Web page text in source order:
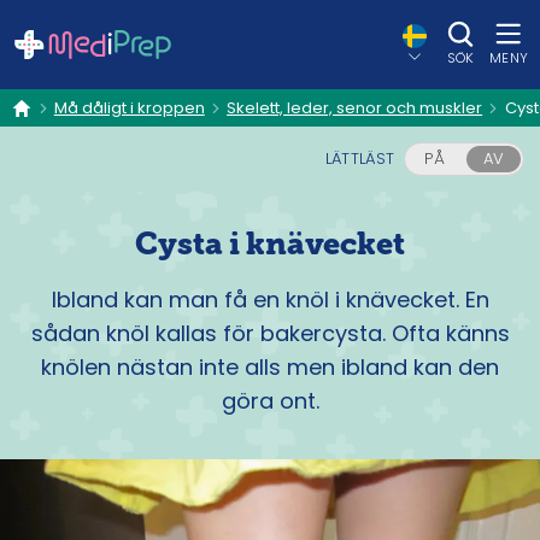
SÖK MENY
hem Må dåligt i kroppen Skelett, leder, senor och muskler
LÄTTLÄST PÅ AV
Cysta i knävecket
Ibland kan man få en knöl i knävecket. En
sådan knöl kallas för bakercysta. Ofta känns
knölen nästan inte alls men ibland kan den
göra ont.